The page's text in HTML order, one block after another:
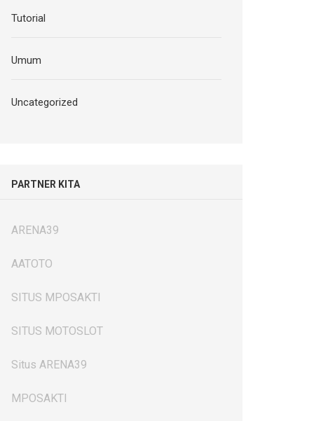
Tutorial
Umum
Uncategorized
PARTNER KITA
ARENA39
AATOTO
SITUS MPOSAKTI
SITUS MOTOSLOT
Situs ARENA39
MPOSAKTI